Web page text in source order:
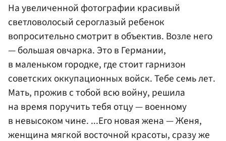
На увеличенной фотографии красивый
светловолосый сероглазый ребенок
вопросительно смотрит в объектив. Возле него
— большая овчарка. Это в Германии,
в маленьком городке, где стоит гарнизон
советских оккупационных войск. Тебе семь лет.
Мать, прожив с тобой всю войну, решила
на время поручить тебя отцу — военному
в невысоком чине. ...Его новая жена — Женя,
женщина мягкой восточной красоты, сразу же